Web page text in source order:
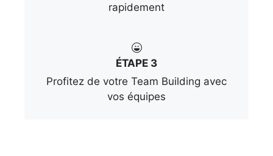
rapidement
ÉTAPE 3
Profitez de votre Team Building avec
vos équipes